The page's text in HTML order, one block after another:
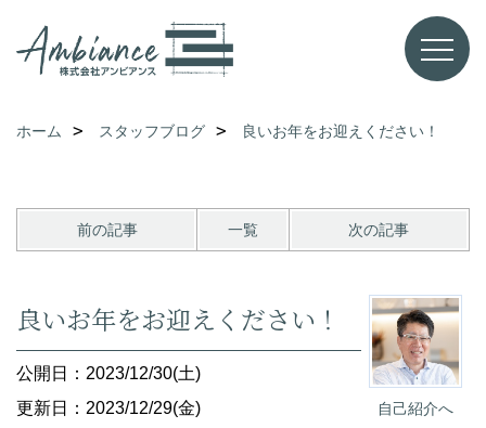
ホーム スタッフブログ 良いお年をお迎えください！
前の記事 一覧 次の記事
自己紹介へ
良いお年をお迎えください！
公開日：2023/12/30(土)
更新日：2023/12/29(金)